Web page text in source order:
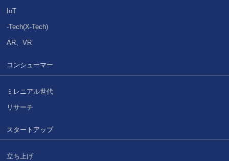
IoT
-Tech(X-Tech)
AR、VR
コンシューマー
ミレニアル世代
リサーチ
スタートアップ
立ち上げ